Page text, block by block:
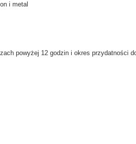
i metal
powyżej 12 godzin i okres przydatności